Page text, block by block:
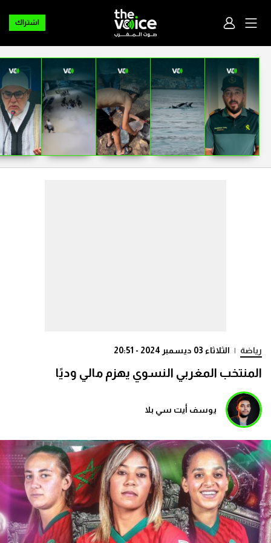
اشتراك
رياضة | الثلاثاء 03 ديسمبر 2024 - 20:51
المنتخب المغربي النسوي يهزم مالي وديًا
يوسف أيت سي بلا